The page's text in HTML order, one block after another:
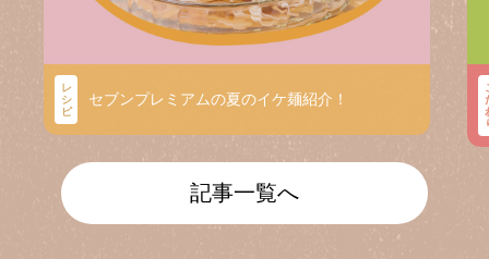
レ
シ
ピ
セブンプレミアムの夏のイケ麺紹介！
記事一覧へ